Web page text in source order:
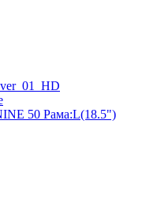
50 Рама:L(18.5")